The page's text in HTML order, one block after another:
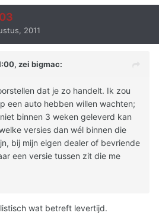
2011
zei bigmac:
dat je zo handelt. Ik zou
een auto hebben willen wachten;
binnen 3 weken geleverd kan
versies dan wél binnen die
bij mijn eigen dealer of bevriende
een versie tussen zit die me
wat betreft levertijd.